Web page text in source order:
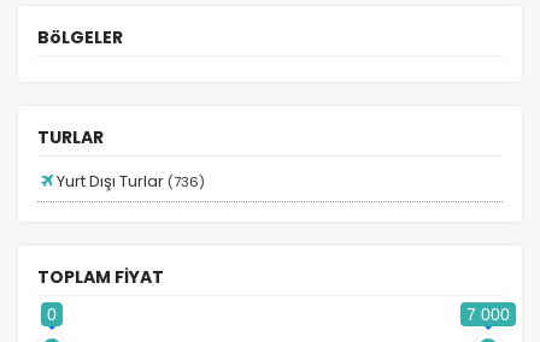
Adana Hareketli Benelüx Turları
Adana Hareketli Turlar
Afrika Turları
Almanya Turları
Ankara Hareketli Balkan Turları
BöLGELER
TURLAR
Yurt Dışı Turlar (736)
TOPLAM FİYAT
0 7 000